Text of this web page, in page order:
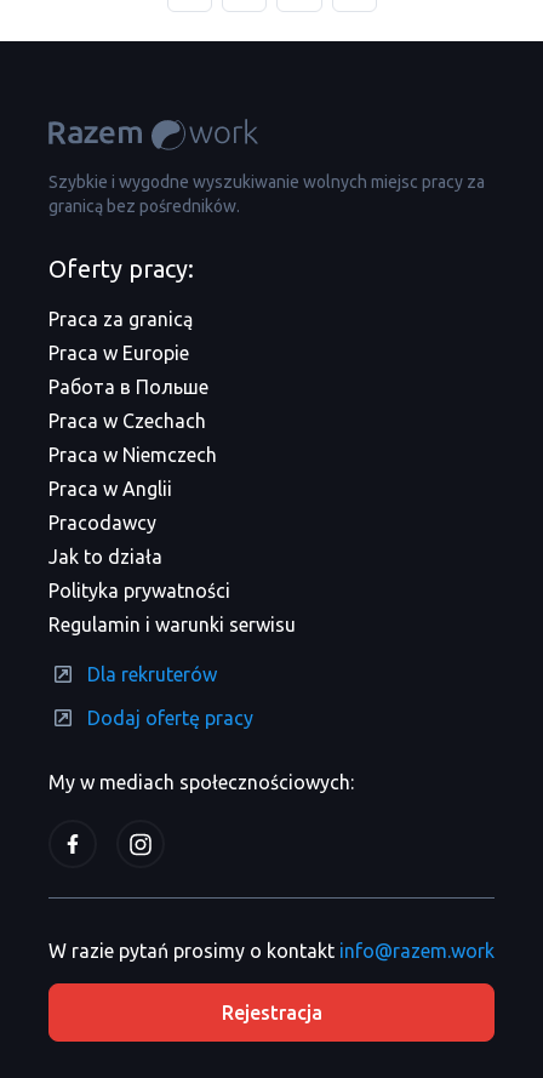
Szybkie i wygodne wyszukiwanie wolnych miejsc pracy za
granicą bez pośredników.
My w mediach społecznościowych:
Oferty pracy:
Praca za granicą
Praca w Europie
Работа в Польше
Praca w Czechach
Praca w Niemczech
Praca w Anglii
Pracodawcy
Jak to działa
Polityka prywatności
Regulamin i warunki serwisu
Dla rekruterów
Dodaj ofertę pracy
W razie pytań prosimy o kontakt info@razem.work
Rejestracja